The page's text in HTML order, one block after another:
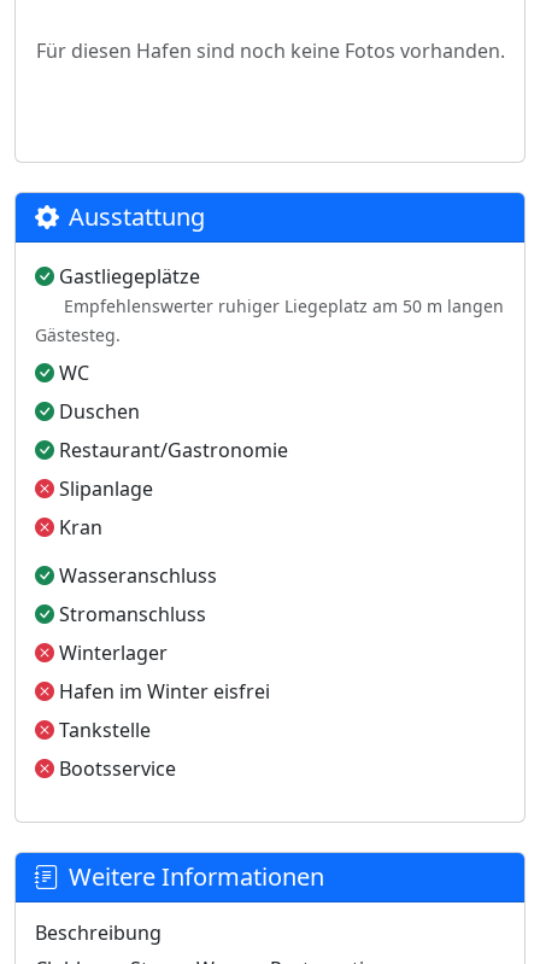
Für diesen Hafen sind noch keine Fotos vorhanden.
Ausstattung
Gastliegeplätze
Empfehlenswerter ruhiger Liegeplatz am 50 m langen
Gästesteg.
WC
Duschen
Restaurant/Gastronomie
Slipanlage
Kran
Wasseranschluss
Stromanschluss
Winterlager
Hafen im Winter eisfrei
Tankstelle
Bootsservice
Weitere Informationen
Beschreibung